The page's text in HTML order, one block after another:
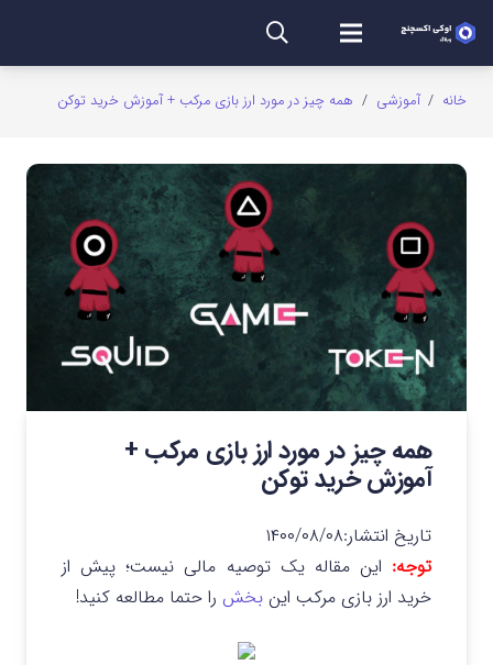
خانه / آموزشی / همه چیز در مورد ارز بازی مرکب + آموزش خرید توکن
همه چیز در مورد ارز بازی مرکب +
آموزش خرید توکن
تاریخ انتشار:۱۴۰۰/۰۸/۰۸
توجه: این مقاله یک توصیه مالی نیست؛ پیش از
خرید ارز بازی مرکب این بخش را حتما مطالعه کنید!